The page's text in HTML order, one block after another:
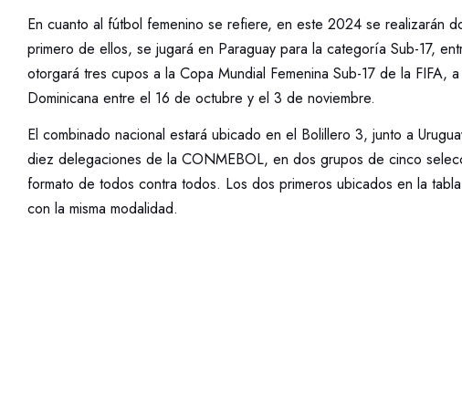
En cuanto al fútbol femenino se refiere, en este 2024 se realizarán
primero de ellos, se jugará en Paraguay para la categoría Sub-17,
otorgará tres cupos a la Copa Mundial Femenina Sub-17 de la FIFA,
Dominicana entre el 16 de octubre y el 3 de noviembre.
El combinado nacional estará ubicado en el Bolillero 3, junto a
diez delegaciones de la CONMEBOL, en dos grupos de cinco
formato de todos contra todos. Los dos primeros ubicados en la
con la misma modalidad.